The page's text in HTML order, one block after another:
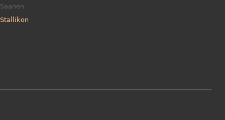
Saanen
Stallikon